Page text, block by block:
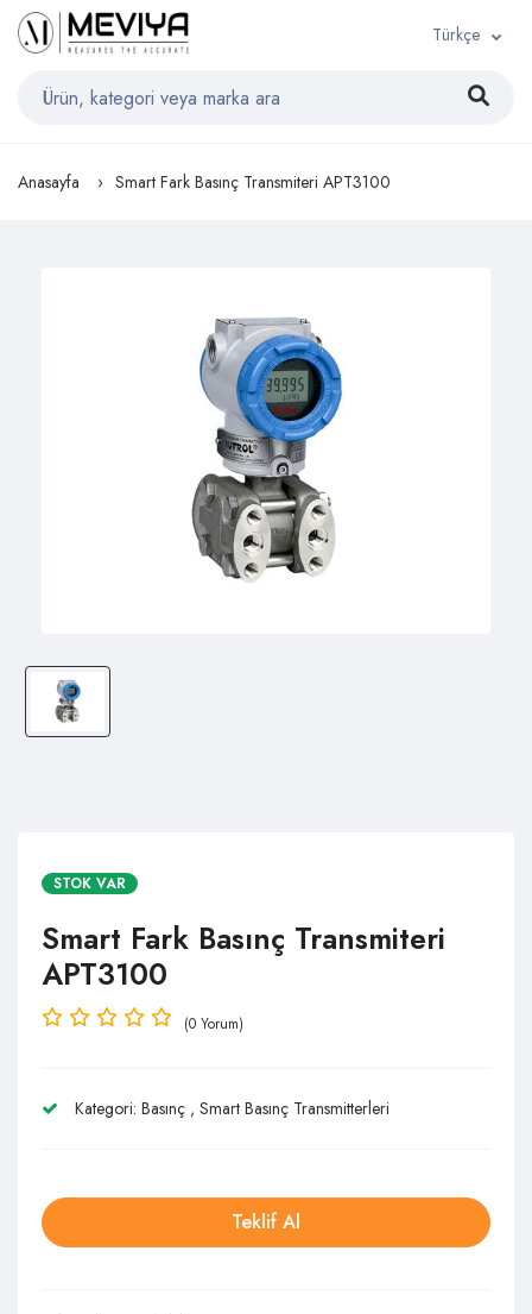
Türkçe
Anasayfa Smart Fark Basınç Transmiteri APT3100
STOK VAR
Smart Fark Basınç Transmiteri
APT3100
(0 Yorum)
Kategori: Basınç , Smart Basınç Transmitterleri
Teklif Al